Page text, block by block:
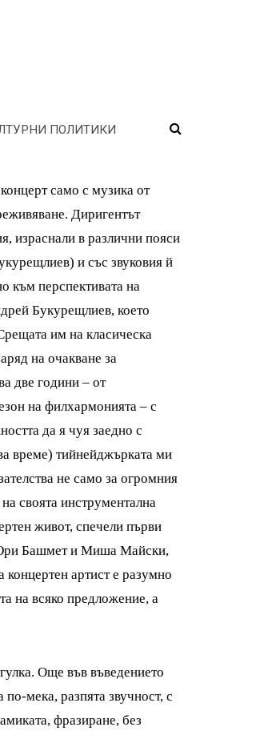
ПОЛИТИКИ
само с музика от
Диригентът
израснали в различни пояси
и със звуковия й
към перспективата на
Букурещлиев, което
им на класическа
на очакване за
две години – от
на филхармонията – с
да я чуя заедно с
време) тийнейджърката ми
не само за огромния
своята инструментална
живот, спечели първи
Юри Башмет и Миша Майски,
артист е разумно
на всяко предложение, а
Още във въведението
мека, разпята звучност, с
фразиране, без